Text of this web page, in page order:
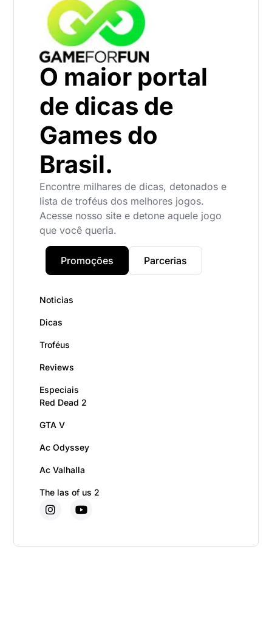
O maior portal
de dicas de
Games do
Brasil.
Encontre milhares de dicas, detonados e
lista de troféus dos melhores jogos.
Acesse nosso site e detone aquele jogo
que você queria.
Promoções Parcerias
Noticias
Dicas
Troféus
Reviews
Especiais
Red Dead 2
GTA V
Ac Odyssey
Ac Valhalla
The las of us 2